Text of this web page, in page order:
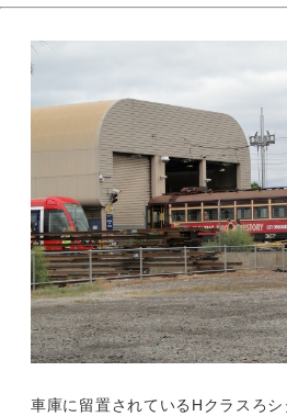
車庫に留置されているHクラスろシ